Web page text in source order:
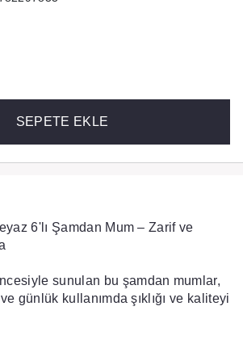
SEPETE EKLE
6'lı Şamdan Mum – Zarif ve
sunulan bu şamdan mumlar,
günlük kullanımda şıklığı ve kaliteyi